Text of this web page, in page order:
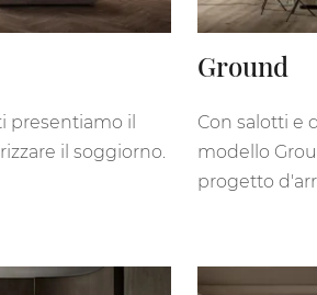
presentiamo il
il soggiorno.
Ground
Con salotti e
modello
progetto